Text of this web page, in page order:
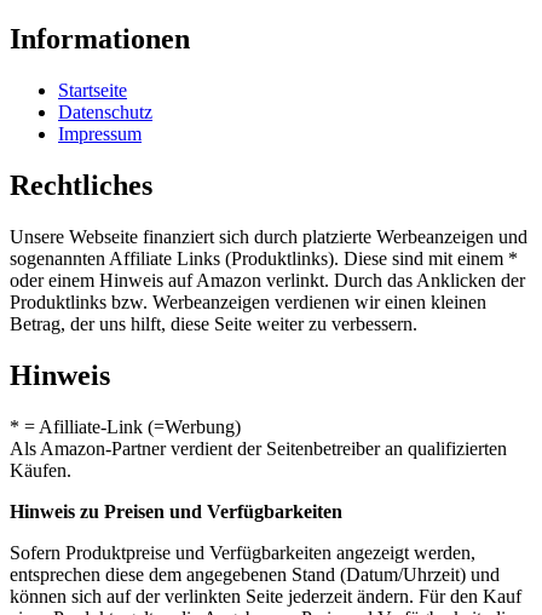
Informationen
Startseite
Datenschutz
Impressum
Rechtliches
Unsere Webseite finanziert sich durch platzierte Werbeanzeigen und
sogenannten Affiliate Links (Produktlinks). Diese sind mit einem *
oder einem Hinweis auf Amazon verlinkt. Durch das Anklicken der
Produktlinks bzw. Werbeanzeigen verdienen wir einen kleinen
Betrag, der uns hilft, diese Seite weiter zu verbessern.
Hinweis
* = Afilliate-Link (=Werbung)
Als Amazon-Partner verdient der Seitenbetreiber an qualifizierten
Käufen.
Hinweis zu Preisen und Verfügbarkeiten
Sofern Produktpreise und Verfügbarkeiten angezeigt werden,
entsprechen diese dem angegebenen Stand (Datum/Uhrzeit) und
können sich auf der verlinkten Seite jederzeit ändern. Für den Kauf